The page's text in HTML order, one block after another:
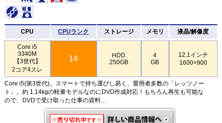
CPU CPUランク ストレージ メモリ 液晶/解像度
Core i5
3340M
【3世代】
2コア4スレ
14
HDD
250GB
4
GB
12.1インチ
1600×900
Core i5(第3世代)。スマートで持ち運びし易く、愛用者多数の「レッツノー
ト」。約 1.14kgの軽量モデルなのにDVD作成対応！もちろん再生も可能な
ので、DVDで受け取った仕事の資料…